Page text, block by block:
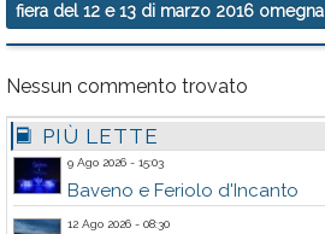
fiera del 12 e 13 di marzo 2016 omegna
Nessun commento trovato
PIÙ LETTE
9 Ago 2026 - 15:03
Baveno e Feriolo d'Incanto
12 Ago 2026 - 08:30